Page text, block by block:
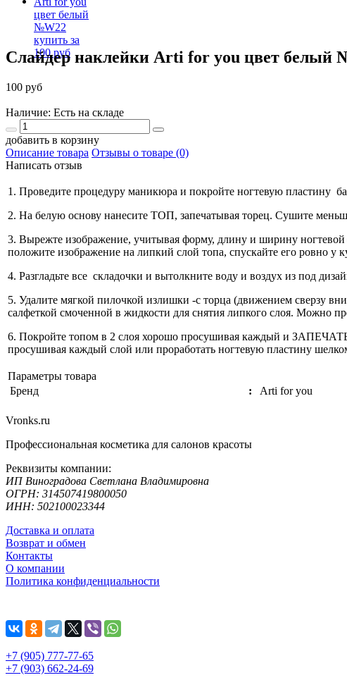
Слайдер наклейки Arti for you цвет белый
100 руб
Наличие: Есть на складе
добавить в корзину
Описание товара Отзывы о товаре (0)
Написать отзыв
1. Проведите процедуру маникюра и покройте ногтевую пластину
2. На белую основу нанесите ТОП, запечатывая торец. Сушите
3. Вырежте изображение, учитывая форму, длину и ширину
положите изображение на липкий слой топа, спускайте его ровно у
4. Разгладьте все складочки и вытолкните воду и воздух из под
5. Удалите мягкой пилочкой излишки -с торца (движением сверзу
салфеткой смоченной в жидкости для снятия липкого слоя. Можно
6. Покройте топом в 2 слоя хорошо просушивая каждый и
просушивая каждый слой или проработать ногтевую пластину
Параметры товара
Бренд
: Arti for you
Vronks.ru
Профессиональная косметика для салонов красоты
Реквизиты компании:
ИП Виноградова Светлана Владимировна
ОГРН: 314507419800050
ИНН: 502100023344
Доставка и оплата
Возврат и обмен
Контакты
О компании
Политика конфиденциальности
+7 (905) 777-77-65
+7 (903) 662-24-69